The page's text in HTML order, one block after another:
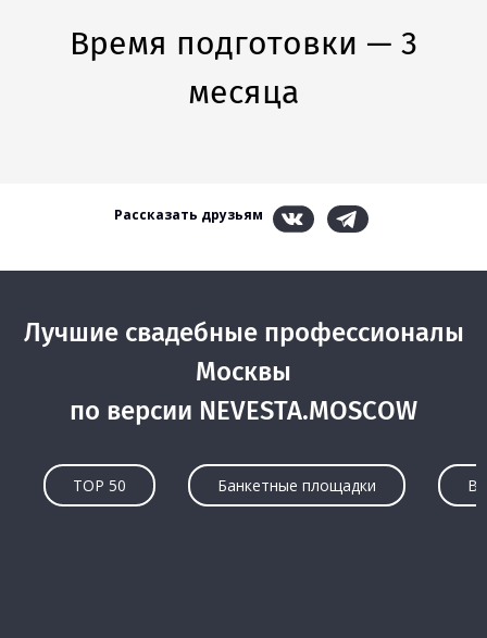
Время подготовки — 3
месяца
Рассказать друзьям
Лучшие свадебные профессионалы
Москвы
по версии NEVESTA.MOSCOW
TOP 50 Банкетные площадки